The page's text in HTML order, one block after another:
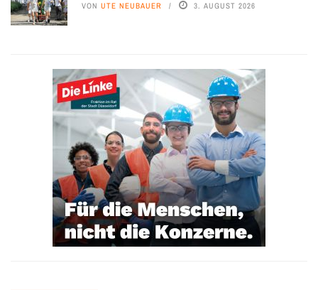
VON UTE NEUBAUER 3. AUGUST 2026